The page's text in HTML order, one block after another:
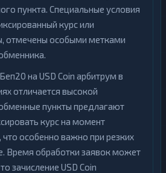
пункта. Специальные условия
курс или
отмечены особыми метками
на USD Coin арбитрум в
отличается высокой
пункты предлагают
курс на момент
особенно важно при резких
Время обработки заявок может
зачисление USD Coin